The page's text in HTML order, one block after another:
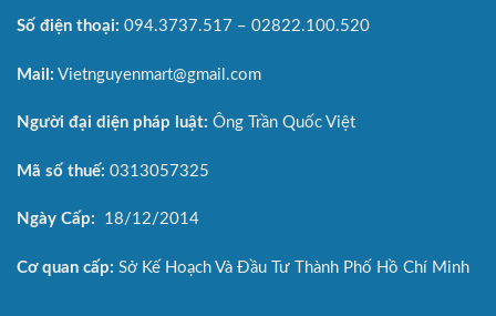
Số điện thoại: 094.3737.517 – 02822.100.520
Mail: Vietnguyenmart@gmail.com
Người đại diện pháp luật: Ông Trần Quốc Việt
Mã số thuế: 0313057325
Ngày Cấp: 18/12/2014
Cơ quan cấp: Sở Kế Hoạch Và Đầu Tư Thành Phố Hồ Chí Minh